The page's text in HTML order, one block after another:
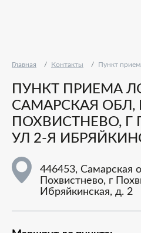
Главная Контакты Пункт
ПУНКТ ПРИЕМА
САМАРСКАЯ ОБЛ,
ПОХВИСТНЕВО, Г
УЛ 2-Я
446453, Самарская
Похвистнево, г
Ибряйкинская, д. 2